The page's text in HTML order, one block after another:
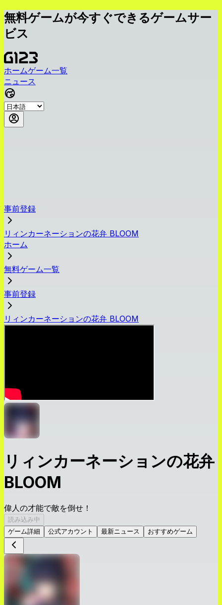
無料ゲームが今すぐできるゲームサー
ビス
ホームゲーム一覧
ニュース
事前登録
リィンカーネーションの花弁 BLOOM
ホーム
無料ゲーム一覧
事前登録
リィンカーネーションの花弁 BLOOM
リィンカーネーションの花弁
BLOOM
偉人の才能で敵を倒せ！
読み込み中
ゲーム詳細
公式アカウント 最新ニュース おすすめゲーム